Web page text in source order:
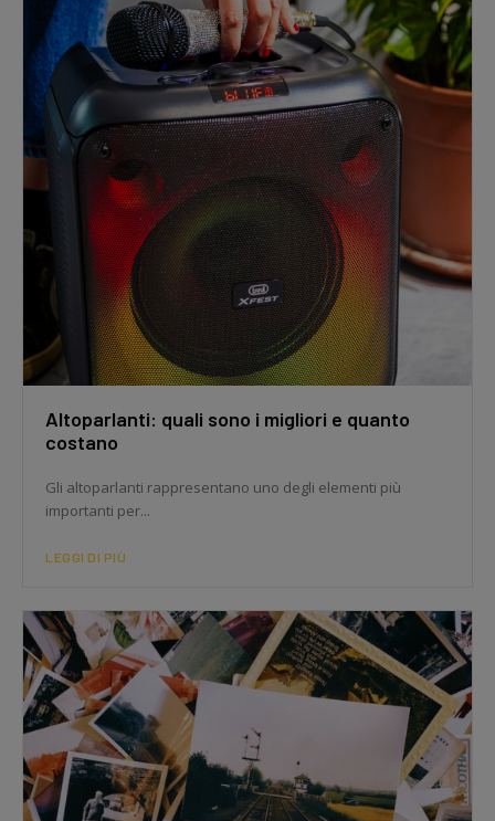
Altoparlanti: quali sono i migliori e quanto
costano
Gli altoparlanti rappresentano uno degli elementi più
importanti per...
LEGGI DI PIÙ